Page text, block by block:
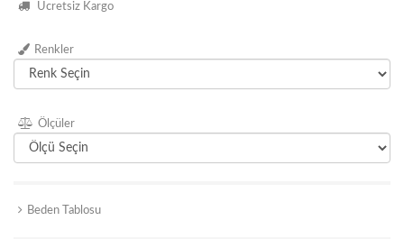
Ücretsiz Kargo
Renkler
Ölçüler
Beden Tablosu